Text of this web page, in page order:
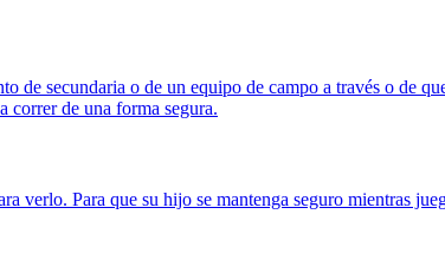
de secundaria o de un equipo de campo a través o de
correr de una forma segura.
verlo. Para que su hijo se mantenga seguro mientras